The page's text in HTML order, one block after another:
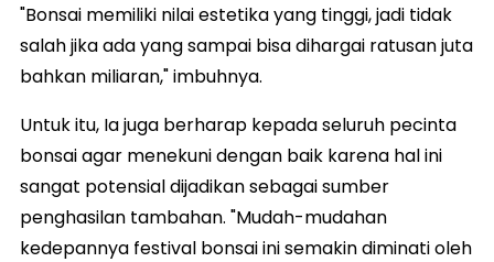
"Bonsai memiliki nilai estetika yang tinggi, jadi tidak
salah jika ada yang sampai bisa dihargai ratusan juta
bahkan miliaran," imbuhnya.
Untuk itu, Ia juga berharap kepada seluruh pecinta
bonsai agar menekuni dengan baik karena hal ini
sangat potensial dijadikan sebagai sumber
penghasilan tambahan. "Mudah-mudahan
kedepannya festival bonsai ini semakin diminati oleh